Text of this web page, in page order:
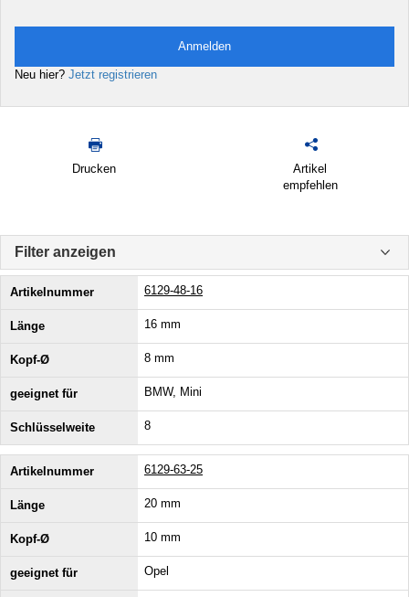
Anmelden
Neu hier? Jetzt registrieren
Drucken
Artikel
empfehlen
Filter anzeigen
6129-48-16
16 mm
8 mm
BMW, Mini
8
6129-63-25
20 mm
10 mm
Opel